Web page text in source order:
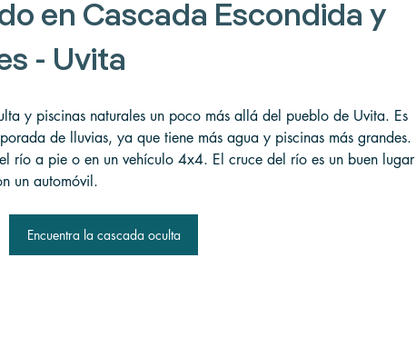
en Cascada Escondida y
- Uvita
y piscinas naturales un poco más allá del pueblo de Uvita. Es
de lluvias, ya que tiene más agua y piscinas más grandes.
río a pie o en un vehículo 4x4. El cruce del río es un buen lugar
un automóvil.
Encuentra la cascada oculta